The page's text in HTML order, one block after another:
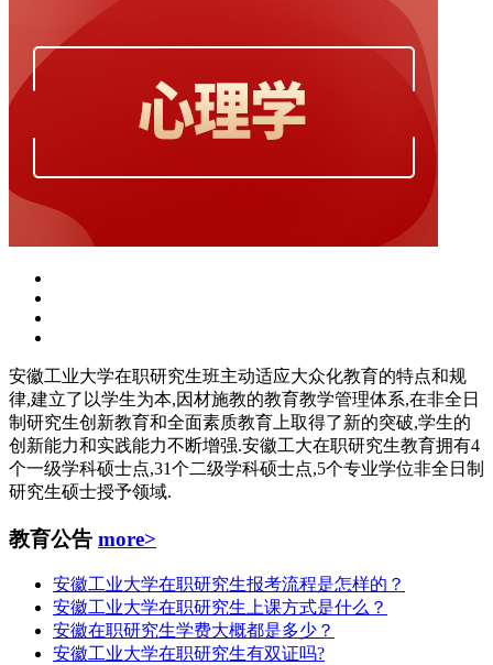
安徽工业大学在职研究生班主动适应大众化教育的特点和规
律,建立了以学生为本,因材施教的教育教学管理体系,在非全日
制研究生创新教育和全面素质教育上取得了新的突破,学生的
创新能力和实践能力不断增强.安徽工大在职研究生教育拥有4
个一级学科硕士点,31个二级学科硕士点,5个专业学位非全日制
研究生硕士授予领域.
教育公告 more>
安徽工业大学在职研究生报考流程是怎样的？
安徽工业大学在职研究生上课方式是什么？
安徽在职研究生学费大概都是多少？
安徽工业大学在职研究生有双证吗?